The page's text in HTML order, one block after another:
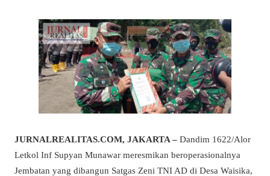
JURNALREALITAS.COM, JAKARTA – Dandim 1622/Alor
Letkol Inf Supyan Munawar meresmikan beroperasionalnya
Jembatan yang dibangun Satgas Zeni TNI AD di Desa Waisika,